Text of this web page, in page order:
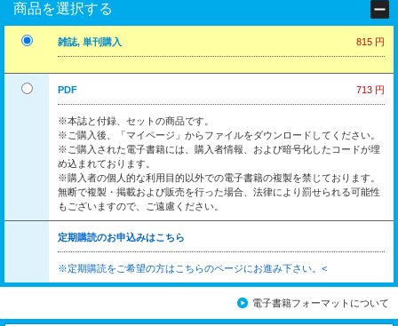
商品を選択する
雑誌, 単刊購入 815 円
PDF 713 円
※本誌と付録、セットの商品です。
※ご購入後、「マイページ」からファイルをダウンロードしてください。
※ご購入された電子書籍には、購入者情報、および暗号化したコードが埋
め込まれております。
※購入者の個人的な利用目的以外での電子書籍の複製を禁じております。
無断で複製・掲載および販売を行った場合、法律により罰せられる可能性
もございますので、ご遠慮ください。
定期購読のお申込みはこちら
※定期購読をご希望の方はこちらのページにお進み下さい。<
電子書籍フォーマットについて